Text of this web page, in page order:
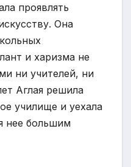
проявлять
Она
и харизма не
ни учителей, ни
Аглая решила
училище и уехала
нее большим